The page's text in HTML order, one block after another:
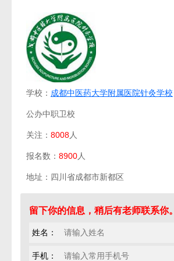
学校： 成都中医药大学附属医院针灸学校
公办中职卫校
关注： 8008人
报名数： 8900人
地址：四川省成都市新都区
留下你的信息，稍后有老师联系你。
姓名：
手机：